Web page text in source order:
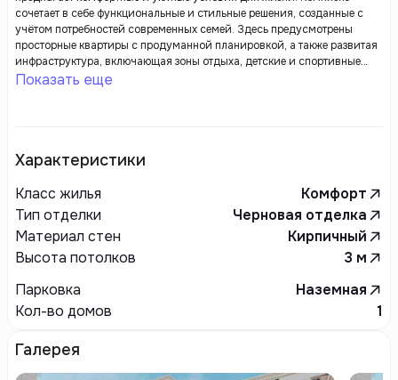
сочетает в себе функциональные и стильные решения, созданные с
учётом потребностей современных семей. Здесь предусмотрены
просторные квартиры с продуманной планировкой, а также развитая
инфраструктура, включающая зоны отдыха, детские и спортивные
площадки, удобные парковки и благоустроенную территорию.
Показать еще
Характеристики
Класс жилья
Комфорт
Тип отделки
Черновая отделка
Материал стен
Кирпичный
Высота потолков
3 м
Парковка
Наземная
Кол-во домов
1
Галерея